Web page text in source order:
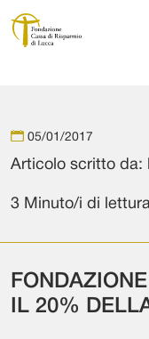
Navigazione principale
05/01/2017
Articolo scritto da:
3 Minuto/i di
IL 20%